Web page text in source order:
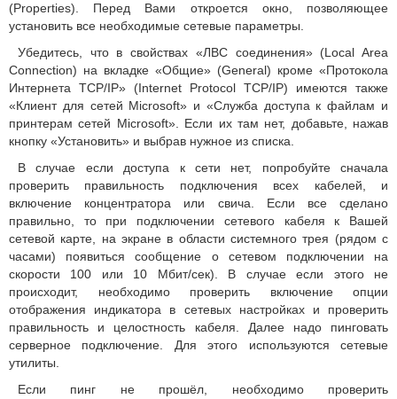
(Properties). Перед Вами откроется окно, позволяющее
установить все необходимые сетевые параметры.
Убедитесь, что в свойствах «ЛВС соединения» (Local Area
Connection) на вкладке «Общие» (General) кроме «Протокола
Интернета TCP/IP» (Internet Protocol TCP/IP) имеются также
«Клиент для сетей Microsoft» и «Служба доступа к файлам и
принтерам сетей Microsoft». Если их там нет, добавьте, нажав
кнопку «Установить» и выбрав нужное из списка.
В случае если доступа к сети нет, попробуйте сначала
проверить правильность подключения всех кабелей, и
включение концентратора или свича. Если все сделано
правильно, то при подключении сетевого кабеля к Вашей
сетевой карте, на экране в области системного трея (рядом с
часами) появиться сообщение о сетевом подключении на
скорости 100 или 10 Мбит/сек). В случае если этого не
происходит, необходимо проверить включение опции
отображения индикатора в сетевых настройках и проверить
правильность и целостность кабеля. Далее надо пинговать
серверное подключение. Для этого используются сетевые
утилиты.
Если пинг не прошёл, необходимо проверить